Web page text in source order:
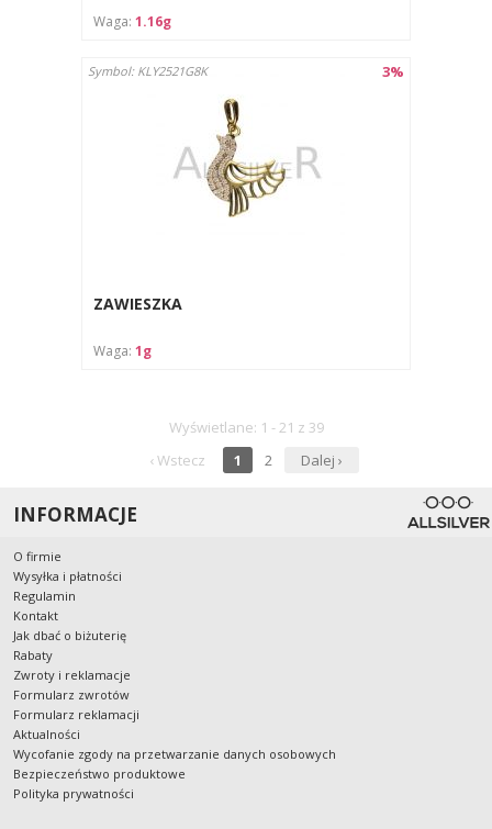
Waga: 1.16g
3%
Symbol: KLY2521G8K
ZAWIESZKA
Waga: 1g
Wyświetlane: 1 - 21 z 39
‹ Wstecz
1 2 Dalej ›
INFORMACJE
O firmie
Wysyłka i płatności
Regulamin
Kontakt
Jak dbać o biżuterię
Rabaty
Zwroty i reklamacje
Formularz zwrotów
Formularz reklamacji
Aktualności
Wycofanie zgody na przetwarzanie danych osobowych
Bezpieczeństwo produktowe
Polityka prywatności